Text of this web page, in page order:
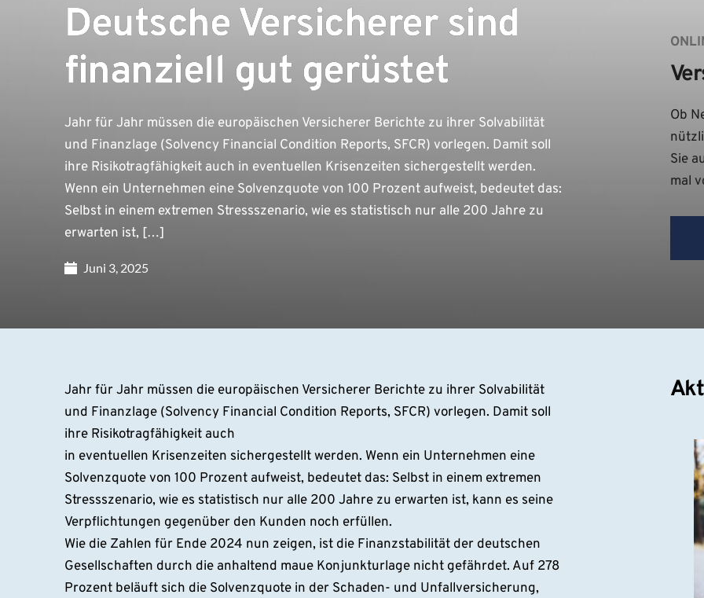
Deutsche Versicherer sind
finanziell gut gerüstet
Jahr für Jahr müssen die europäischen Versicherer Berichte zu ihrer Solvabilität
und Finanzlage (Solvency Financial Condition Reports, SFCR) vorlegen. Damit soll
ihre Risikotragfähigkeit auch in eventuellen Krisenzeiten sichergestellt werden.
Wenn ein Unternehmen eine Solvenzquote von 100 Prozent aufweist, bedeutet das:
Selbst in einem extremen Stressszenario, wie es statistisch nur alle 200 Jahre zu
erwarten ist, […]
Juni 3, 2025
Ob
Sie
mal
Jahr für Jahr müssen die europäischen Versicherer Berichte zu ihrer Solvabilität
und Finanzlage (Solvency Financial Condition Reports, SFCR) vorlegen. Damit soll
ihre Risikotragfähigkeit auch
in eventuellen Krisenzeiten sichergestellt werden. Wenn ein Unternehmen eine
Solvenzquote von 100 Prozent aufweist, bedeutet das: Selbst in einem extremen
Stressszenario, wie es statistisch nur alle 200 Jahre zu erwarten ist, kann es seine
Verpflichtungen gegenüber den Kunden noch erfüllen.
Wie die Zahlen für Ende 2024 nun zeigen, ist die Finanzstabilität der deutschen
Gesellschaften durch die anhaltend maue Konjunkturlage nicht gefährdet. Auf 278
Prozent beläuft sich die Solvenzquote in der Schaden- und Unfallversicherung,